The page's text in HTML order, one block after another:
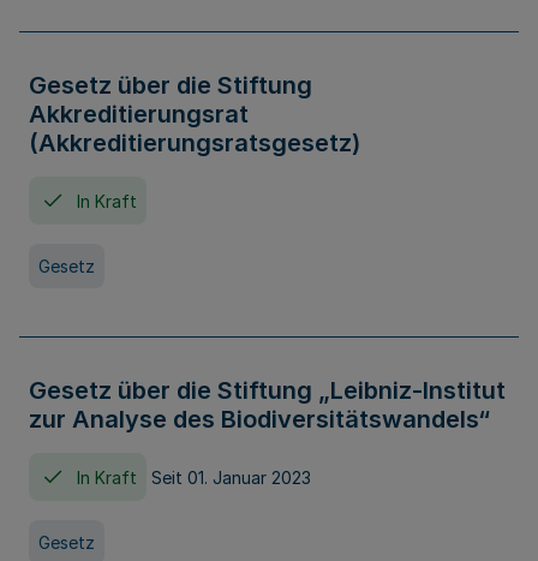
Gesetz über die Stiftung
Akkreditierungsrat
(Akkreditierungsratsgesetz)
In Kraft
Gesetz
Gesetz über die Stiftung „Leibniz-Institut
zur Analyse des Biodiversitätswandels“
In Kraft Seit 01. Januar 2023
Gesetz